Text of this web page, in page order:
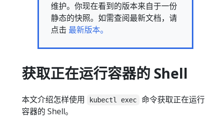
维护。你现在看到的版本来自于一份
静态的快照。如需查阅最新文档，请
点击 最新版本。
获取正在运行容器的 Shell
本文介绍怎样使用 kubectl exec
命令获取正在运行
容器的 Shell。